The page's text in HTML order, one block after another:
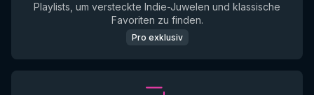
Playlists, um versteckte Indie-Juwelen und klassische
Favoriten zu finden.
Pro exklusiv